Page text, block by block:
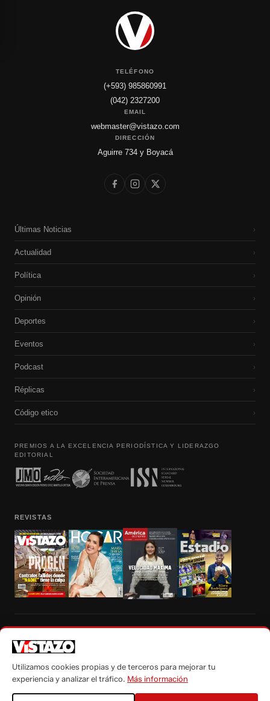
TELÉFONO
(+593) 985860991
(042) 2327200
EMAIL
webmaster@vistazo.com
DIRECCIÓN
Aguirre 734 y Boyacá
Últimas Noticias ›
Actualidad ›
Política ›
Opinión ›
Deportes ›
Eventos ›
Podcast ›
Réplicas ›
Código etico ›
PREMIOS A LA EXCELENCIA PERIODÍSTICA Y LIDERAZGO
EDITORIAL
REVISTAS
autorización escrita de su titular, de todos los contenidos de Vistazo.com.
Utilizamos cookies propias y de terceros para mejorar tu
experiencia y analizar el tráfico. Más información